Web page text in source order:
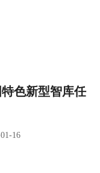
色新型智库任
16